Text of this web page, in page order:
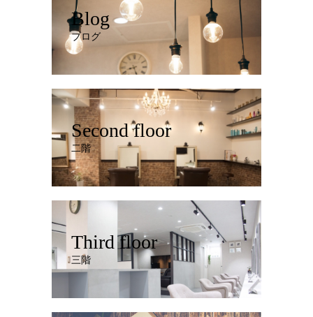
Blog
ブログ
Second floor
二階
Third floor
三階